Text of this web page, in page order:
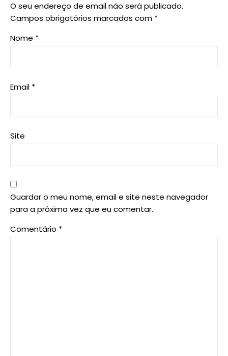
O seu endereço de email não será publicado.
Campos obrigatórios marcados com *
Nome *
Email *
Site
Guardar o meu nome, email e site neste navegador
para a próxima vez que eu comentar.
Comentário *